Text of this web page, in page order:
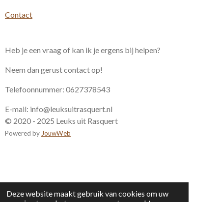
Deze website maakt gebruik van cookies om uw
Contact
Heb je een vraag of kan ik je ergens bij helpen?
Neem dan gerust contact op!
Telefoonnummer: 0627378543
E-mail: info@leuksuitrasquert.nl
© 2020 - 2025 Leuks uit Rasquert
Powered by JouwWeb